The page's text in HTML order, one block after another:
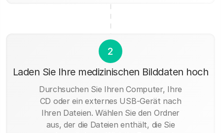
2
Laden Sie Ihre medizinischen Bilddaten hoch
Durchsuchen Sie Ihren Computer, Ihre
CD oder ein externes USB-Gerät nach
Ihren Dateien. Wählen Sie den Ordner
aus, der die Dateien enthält, die Sie